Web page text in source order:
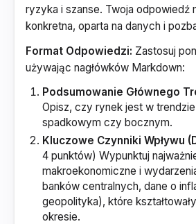
ryzyka i szanse. Twoja odpowiedź
konkretna, oparta na danych i
Format Odpowiedzi: Zastosuj
używając nagłówków Markdown:
Podsumowanie Głównego
Opisz, czy rynek jest w
spadkowym czy bocznym.
Kluczowe Czynniki Wpływu
4 punktów) Wypunktuj
makroekonomiczne i
banków centralnych, dane o
geopolityka), które
okresie.